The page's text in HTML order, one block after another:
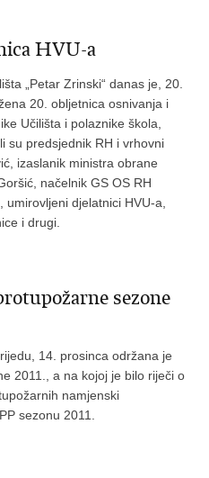
HVU-a
„Petar Zrinski“ danas je, 20.
20. obljetnica osnivanja i
Učilišta i polaznike škola,
su predsjednik RH i vrhovni
izaslanik ministra obrane
načelnik GS OS RH
djelatnici HVU-a,
i drugi.
sezone
14. prosinca održana je
2011., a na kojoj je bilo riječi o
namjenski
sezonu 2011.